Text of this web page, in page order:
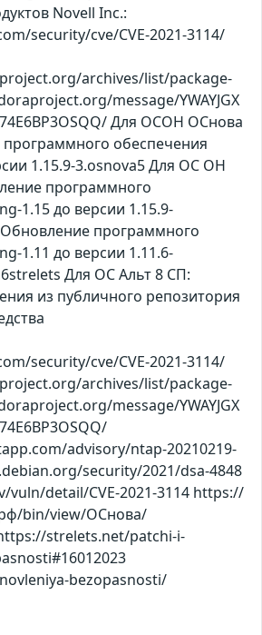
Novell Inc.:
security/cve/CVE-2021-3114/
archives/list/package-
message/YWAYJGX
Для ОСОН ОСнова
обеспечения
1.15.9-3.osnova5 Для ОС ОН
программного
1.15 до версии 1.15.9-
программного
1.11 до версии 1.11.6-
Для ОС Альт 8 СП:
из публичного репозитория
security/cve/CVE-2021-3114/
archives/list/package-
message/YWAYJGX
advisory/ntap-20210219-
security/2021/dsa-4848
vuln/detail/CVE-2021-3114 https://
bin/view/ОСнова/
strelets.net/patchi-i-
bezopasnosti/